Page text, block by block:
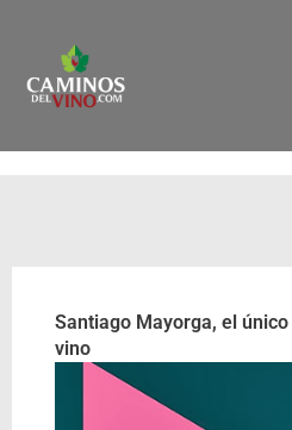
contenido
Santiago Mayorga, el
vino